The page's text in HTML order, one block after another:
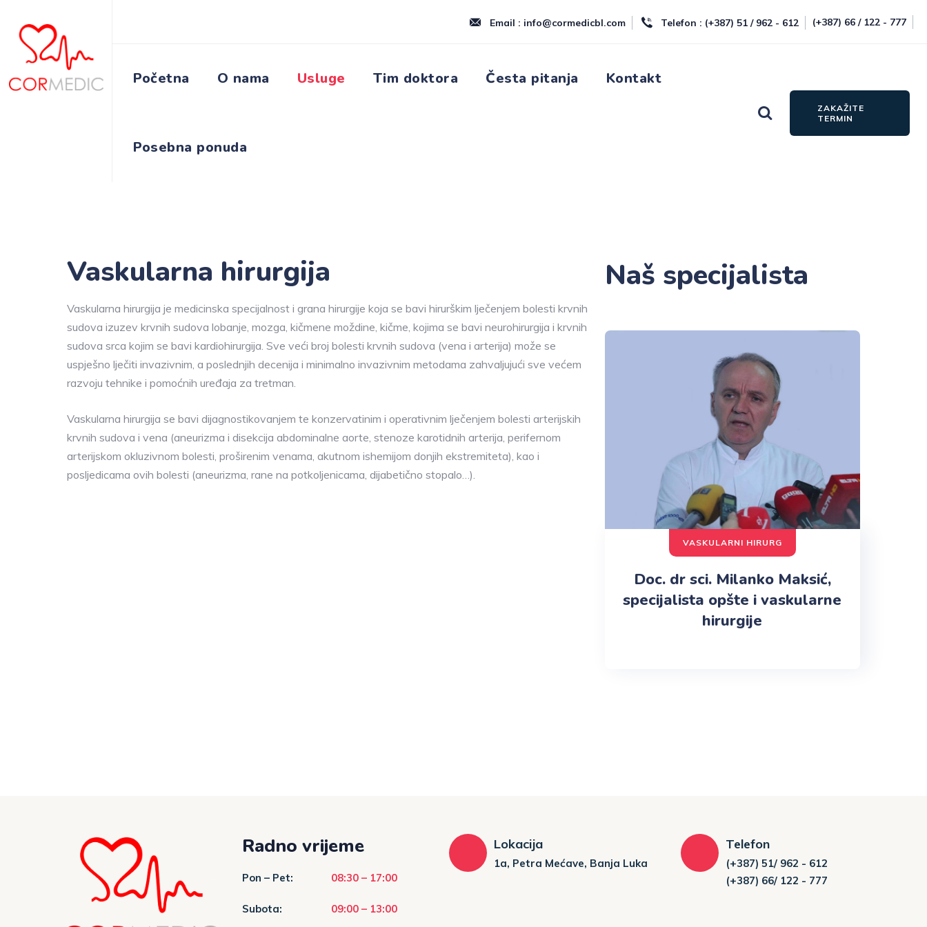
Email : info@cormedicbl.com Telefon : (+387) 51 / 962 - 612 (+387) 66 / 122 - 777
Početna O nama Usluge Tim doktora Česta pitanja Kontakt
Posebna ponuda
ZAKAŽITE
TERMIN
Vaskularna hirurgija
Vaskularna hirurgija je medicinska specijalnost i grana hirurgije koja se bavi hirurškim lječenjem bolesti krvnih
sudova izuzev krvnih sudova lobanje, mozga, kičmene moždine, kičme, kojima se bavi neurohirurgija i krvnih
sudova srca kojim se bavi kardiohirurgija. Sve veći broj bolesti krvnih sudova (vena i arterija) može se
uspješno lječiti invazivnim, a poslednjih decenija i minimalno invazivnim metodama zahvaljujući sve većem
razvoju tehnike i pomoćnih uređaja za tretman.
Vaskularna hirurgija se bavi dijagnostikovanjem te konzervatinim i operativnim lječenjem bolesti arterijskih
krvnih sudova i vena (aneurizma i disekcija abdominalne aorte, stenoze karotidnih arterija, perifernom
arterijskom okluzivnom bolesti, proširenim venama, akutnom ishemijom donjih ekstremiteta), kao i
posljedicama ovih bolesti (aneurizma, rane na potkoljenicama, dijabetično stopalo…).
Naš specijalista
VASKULARNI HIRURG
Doc. dr sci. Milanko Maksić,
specijalista opšte i vaskularne
hirurgije
Radno vrijeme
Pon – Pet: 08:30 – 17:00
Subota: 09:00 – 13:00
Lokacija
1a, Petra Mećave, Banja Luka
Telefon
(+387) 51/ 962 - 612
(+387) 66/ 122 - 777